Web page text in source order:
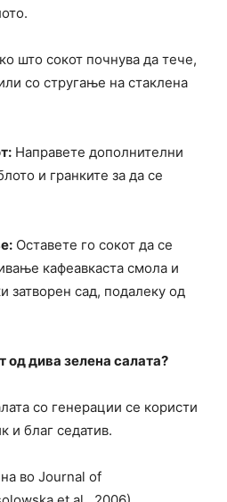
што сокот почнува да тече,
со стругање на стаклена
Направете дополнителни
и гранките за да се
Оставете го сокот да се
кафеавкаста смола и
затворен сад, подалеку од
од дива зелена салата?
со генерации се користи
и благ седатив.
во Journal of